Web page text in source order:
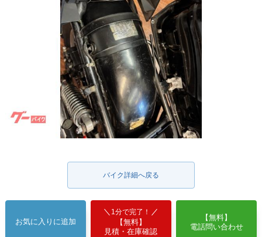
バイク詳細へ戻る
お気に入りに追加
1分で完了！
【無料】
見積・在庫確認
【無料】
電話問い合わせ